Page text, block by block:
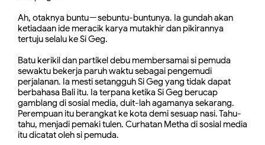
Ah, otaknya buntu－sebuntu-buntunya. Ia gundah akan
ketiadaan ide meracik karya mutakhir dan pikirannya
tertuju selalu ke Si Geg.
Batu kerikil dan partikel debu membersamai si pemuda
sewaktu bekerja paruh waktu sebagai pengemudi
perjalanan. Ia mesti setangguh Si Geg yang tidak dapat
berbahasa Bali itu. Ia terpana ketika Si Geg berucap
gamblang di sosial media, duit-lah agamanya sekarang.
Perempuan itu berangkat ke kota demi sesuap nasi. Tahu-
tahu, menjadi pemaki tulen. Curhatan Metha di sosial media
itu dicatat oleh si pemuda.